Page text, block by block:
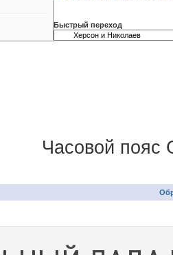
Быстрый переход
Часовой пояс